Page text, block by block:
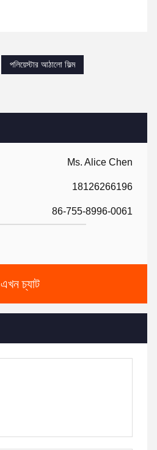
Ms. Alice Chen
18126266196
86-755-8996-0061
এখন চ্যাট
পলিয়েস্টার আঠালো ফিল্ম